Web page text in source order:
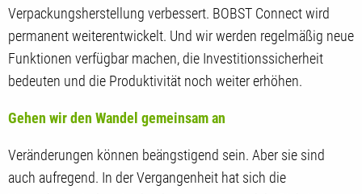
Verpackungsherstellung verbessert. BOBST Connect wird
permanent weiterentwickelt. Und wir werden regelmäßig neue
Funktionen verfügbar machen, die Investitionssicherheit
bedeuten und die Produktivität noch weiter erhöhen.
Gehen wir den Wandel gemeinsam an
Veränderungen können beängstigend sein. Aber sie sind
auch aufregend. In der Vergangenheit hat sich die